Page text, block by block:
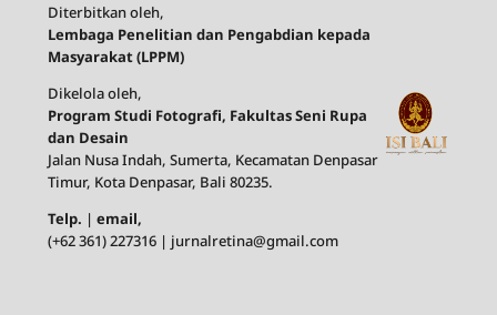
Diterbitkan oleh,
Lembaga Penelitian dan Pengabdian kepada
Masyarakat (LPPM)
Dikelola oleh,
Program Studi Fotografi, Fakultas Seni Rupa
dan Desain
Jalan Nusa Indah, Sumerta, Kecamatan Denpasar
Timur, Kota Denpasar, Bali 80235.
Telp. | email,
(+62 361) 227316 | jurnalretina@gmail.com